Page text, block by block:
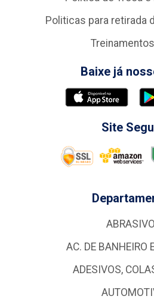
Politicas para retirada
Baixe já
Site
AC. DE BANHEIRO
ADESIVOS,